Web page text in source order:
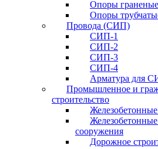
Опоры
Опоры
Провода (СИП)
СИП-1
СИП-2
СИП-3
СИП-4
Арматура для
Промышленное и
строительство
сооружения
Дорожное